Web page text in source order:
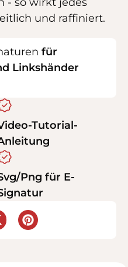
und raffiniert.
für
Linkshänder
Tutorial-
Png für E-